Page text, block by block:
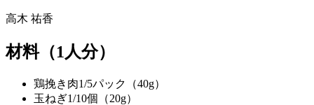
高木 祐香
材料（1人分）
鶏挽き肉1/5パック（40g）
玉ねぎ1/10個（20g）